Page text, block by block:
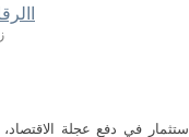
في دفع عجلة